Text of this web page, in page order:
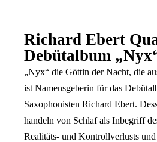
Richard Ebert
Debütalbum
„Nyx“ die Göttin der Nacht, die
ist Namensgeberin für das
Saxophonisten Richard Ebert.
handeln von Schlaf als Inbegriff
Realitäts- und Kontrollverlusts